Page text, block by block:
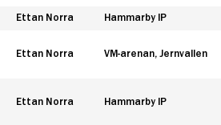
Ettan Norra Hammarby IP
Ettan Norra VM-arenan, Jernvallen
Ettan Norra Hammarby IP